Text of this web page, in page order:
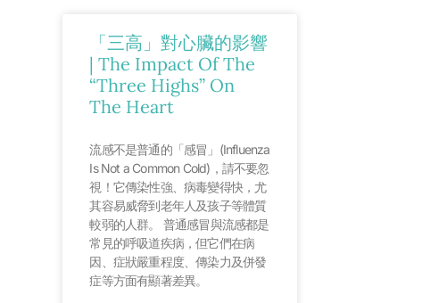
「三高」對心臟的影響
| The Impact Of The
“Three Highs” On
The Heart
流感不是普通的「感冒」(Influenza
Is Not a Common Cold)，請不要忽
視！它傳染性強、病毒變得快，尤
其容易威脅到老年人及孩子等體質
較弱的人群。 普通感冒與流感都是
常見的呼吸道疾病，但它們在病
因、症狀嚴重程度、傳染力及併發
症等方面有顯著差異。